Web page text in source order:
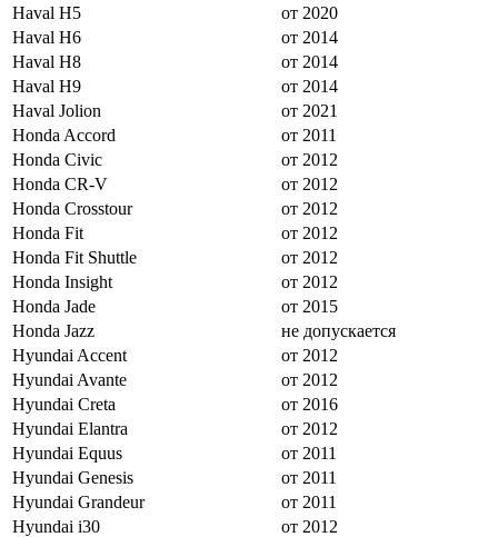
Haval H5
от 2020
Haval H6
от 2014
Haval H8
от 2014
Haval H9
от 2014
Haval Jolion
от 2021
Honda Accord
от 2011
Honda Civic
от 2012
Honda CR-V
от 2012
Honda Crosstour
от 2012
Honda Fit
от 2012
Honda Fit Shuttle
от 2012
Honda Insight
от 2012
Honda Jade
от 2015
Honda Jazz
не допускается
Hyundai Accent
от 2012
Hyundai Avante
от 2012
Hyundai Creta
от 2016
Hyundai Elantra
от 2012
Hyundai Equus
от 2011
Hyundai Genesis
от 2011
Hyundai Grandeur
от 2011
Hyundai i30
от 2012